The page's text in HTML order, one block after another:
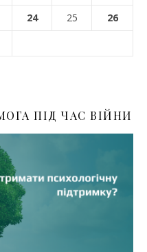
24 25
26
ПІД ЧАС ВІЙНИ